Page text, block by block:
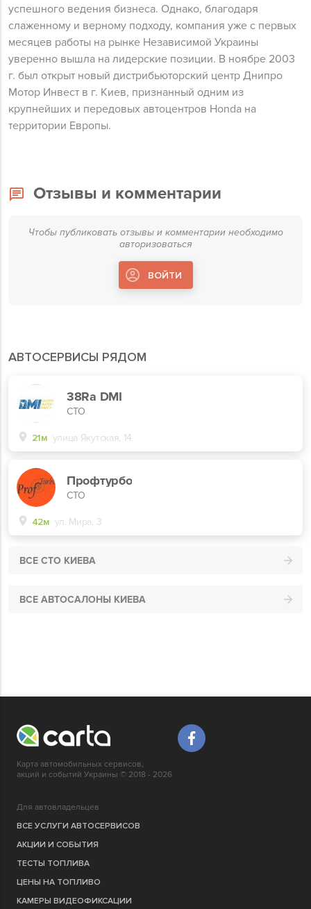
успешного ведения бизнеса. Однако, благодаря
слаженному и верному подходу, компания уже с первых
месяцев работы на рынке Независимой Украины
уверенно вышла на лидерские позиции. В ноябре 2003
г. был открыт новый дистрибьюторский центр Днипро
Мотор Инвест в г. Киев, признанный одним из
крупнейших и передовых автоцентров Honda на
территории Европы.
АВТОСЕРВИСЫ РЯДОМ
38Ra DMI
СТО
21м улица Якутская, 14
Профтурбо
СТО
42м ул. Мира, 3
ВСЕ СТО КИЕВА
ВСЕ АВТОСАЛОНЫ КИЕВА
Отзывы и комментарии
Чтобы публиковать отзывы и комментарии необходимо
авторизоваться
ВОЙТИ
Карта автомобильных сервисов,
акций и событий Украины © 2018 - 2026
Для автовладельцев
ВСЕ УСЛУГИ АВТОСЕРВИСОВ
АКЦИИ И СОБЫТИЯ
ТЕСТЫ ТОПЛИВА
ЦЕНЫ НА ТОПЛИВО
КАМЕРЫ ВИДЕОФИКСАЦИИ